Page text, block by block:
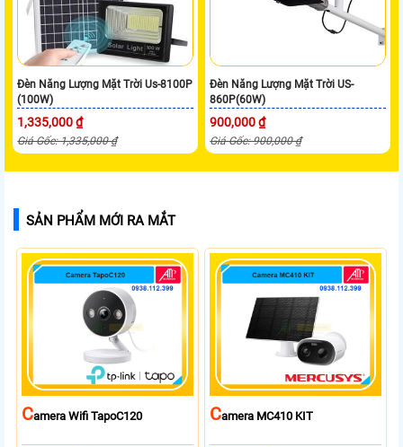
Đèn Năng Lượng Mặt Trời Us-8100P
(100W)
1,335,000 ₫
Giá Gốc: 1,335,000 ₫
Đèn Năng Lượng Mặt Trời US-
860P(60W)
900,000 ₫
Giá Gốc: 900,000 ₫
SẢN PHẨM MỚI RA MẮT
CAmera Wifi TapoC120 CAmera MC410 KIT